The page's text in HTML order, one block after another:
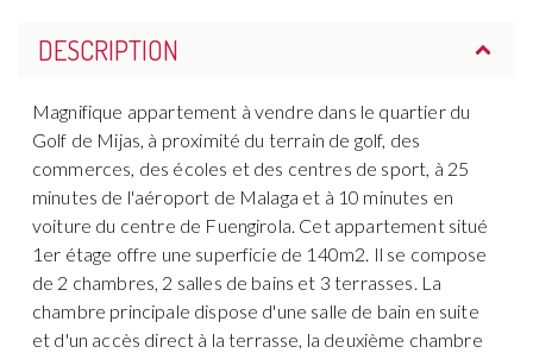
DESCRIPTION
Magnifique appartement à vendre dans le quartier du
Golf de Mijas, à proximité du terrain de golf, des
commerces, des écoles et des centres de sport, à 25
minutes de l'aéroport de Malaga et à 10 minutes en
voiture du centre de Fuengirola. Cet appartement situé
1er étage offre une superficie de 140m2. Il se compose
de 2 chambres, 2 salles de bains et 3 terrasses. La
chambre principale dispose d'une salle de bain en suite
et d'un accès direct à la terrasse, la deuxième chambre